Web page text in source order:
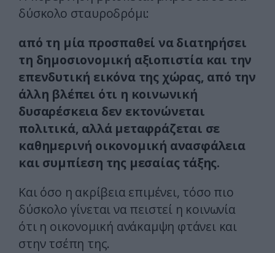
δύσκολο σταυροδρόμι:
από τη μία προσπαθεί να διατηρήσει
τη δημοσιονομική αξιοπιστία και την
επενδυτική εικόνα της χώρας, από την
άλλη βλέπει ότι η κοινωνική
δυσαρέσκεια δεν εκτονώνεται
πολιτικά, αλλά μεταφράζεται σε
καθημερινή οικονομική ανασφάλεια
και συμπίεση της μεσαίας τάξης.
Και όσο η ακρίβεια επιμένει, τόσο πιο
δύσκολο γίνεται να πειστεί η κοινωνία
ότι η οικονομική ανάκαμψη φτάνει και
στην τσέπη της.